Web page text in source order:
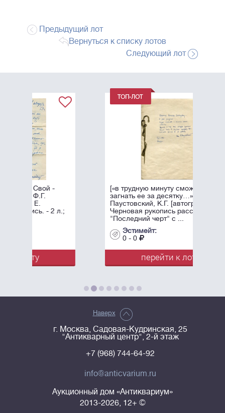
Предыдущий лот
Вернуться к списку лотов
Следующий лот
[«в трудную минуту сможете
загнать ее за десятку…»]
Паустовский, К.Г. [автограф].
Черновая рукопись рассказа
"Последний черт" с ...
перейти к лоту
Наверх
г. Москва, Садовая-Кудринская, 25
"Антикварный центр", 2-й этаж
+7 (968) 744-64-92
info@anticvarium.ru
Аукционный дом «Антиквариум»
2013-2026, 12+ ©